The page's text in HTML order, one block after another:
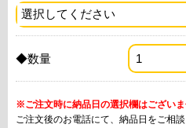
◆数量
※ご注文時に納品日の選択欄はござい
ご注文後のお電話にて、納品日をご相談